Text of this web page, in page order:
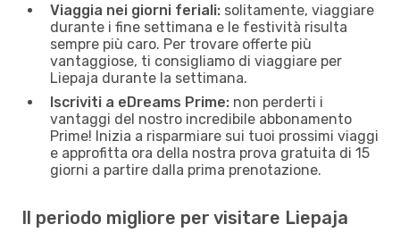
Viaggia nei giorni feriali: solitamente, viaggiare
durante i fine settimana e le festività risulta
sempre più caro. Per trovare offerte più
vantaggiose, ti consigliamo di viaggiare per
Liepaja durante la settimana.
Iscriviti a eDreams Prime: non perderti i
vantaggi del nostro incredibile abbonamento
Prime! Inizia a risparmiare sui tuoi prossimi viaggi
e approfitta ora della nostra prova gratuita di 15
giorni a partire dalla prima prenotazione.
Il periodo migliore per visitare Liepaja